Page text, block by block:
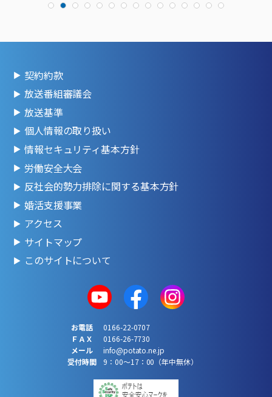
契約約款
放送番組審議会
放送基準
個人情報の取り扱い
情報セキュリティ基本方針
労働安全大会
反社会的勢力排除に関する基本方針
婚活支援事業
アクセス
サイトマップ
このサイトについて
お電話
0166-22-0707
ＦＡＸ
0166-26-7730
メール
info@potato.ne.jp
受付時間
9：00～17：00（年中無休）